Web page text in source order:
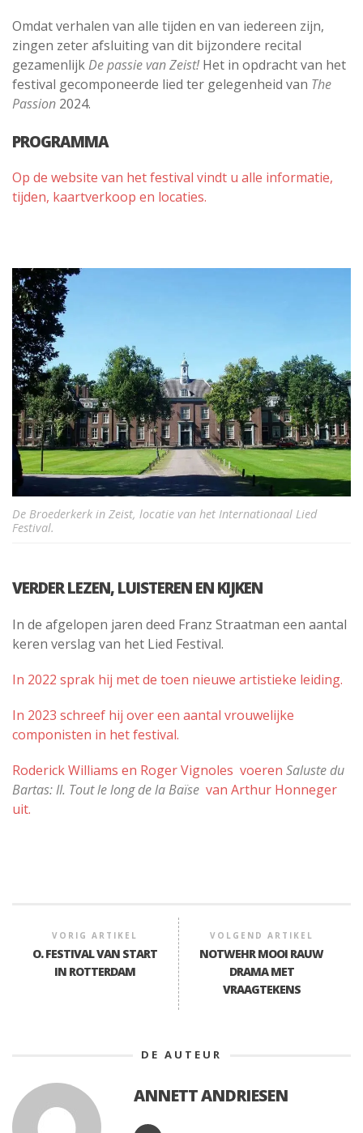
Omdat verhalen van alle tijden en van iedereen zijn,
zingen zeter afsluiting van dit bijzondere recital
gezamenlijkDe passie van Zeist!Het in opdracht van het
festival gecomponeerde lied ter gelegenheid van The
Passion 2024.
PROGRAMMA
Op de website van het festival vindt u alle informatie,
tijden, kaartverkoop en locaties.
De Broederkerk in Zeist, locatie van het Internationaal Lied
Festival.
VERDER LEZEN, LUISTEREN EN KIJKEN
In de afgelopen jaren deed Franz Straatman een aantal
keren verslag van het Lied Festival.
In 2022 sprak hij met de toen nieuwe artistieke leiding.
In 2023 schreef hij over een aantal vrouwelijke
componisten in het festival.
Roderick Williams en Roger Vignoles voeren Saluste du
Bartas: II. Tout le long de la Baïse van Arthur Honneger
uit.
VORIG ARTIKEL
O. FESTIVAL VAN START
IN ROTTERDAM
VOLGEND ARTIKEL
NOTWEHR MOOI RAUW
DRAMA MET
VRAAGTEKENS
DE AUTEUR
ANNETT ANDRIESEN